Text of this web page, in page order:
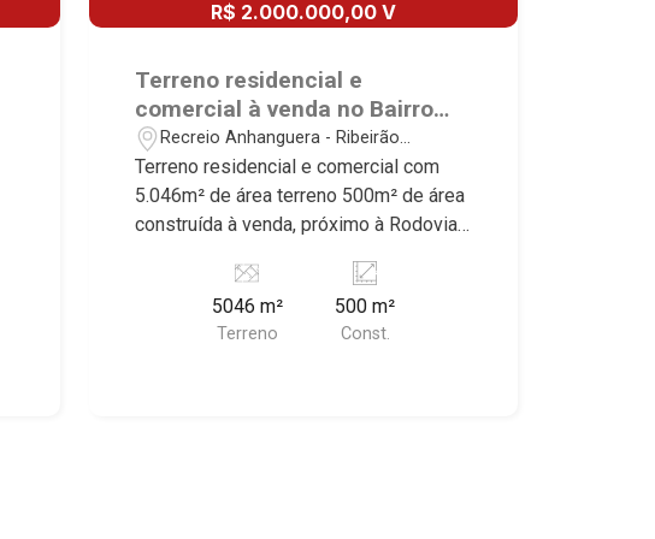
R$ 2.000.000,00 V
Terreno residencial e
comercial à venda no Bairro
Recreio Anhanguera, próximo à
Rodovia Anhanguera - Ribeirão
Preto/SP.
Recreio Anhanguera - Ribeirão
Preto/SP
Terreno residencial e comercial com
5.046m² de área terreno 500m² de área
construída à venda, próximo à Rodovia
Anhanguera, Ribeirão Preto/SP.
Conheça as características deste
imóvel que a Martinelli Imobiliária
5046 m²
Terreno
500 m²
Const.